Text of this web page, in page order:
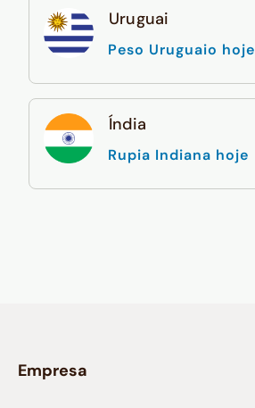
Uruguai
Peso Uruguaio hoje
Índia
Rupia Indiana hoje
Empresa